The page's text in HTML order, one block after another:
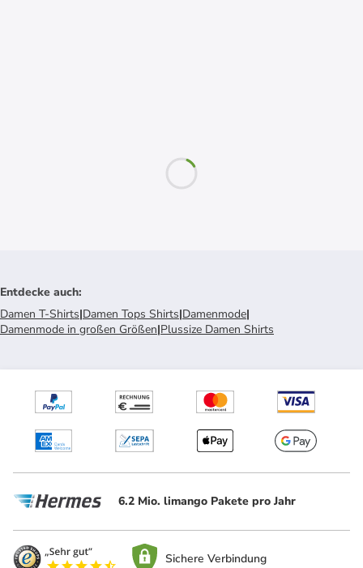
Entdecke auch:
Damen T-Shirts|Damen Tops Shirts|Damenmode|
Damenmode in großen Größen|Plussize Damen Shirts
6.2 Mio. limango Pakete pro Jahr
Sichere Verbindung